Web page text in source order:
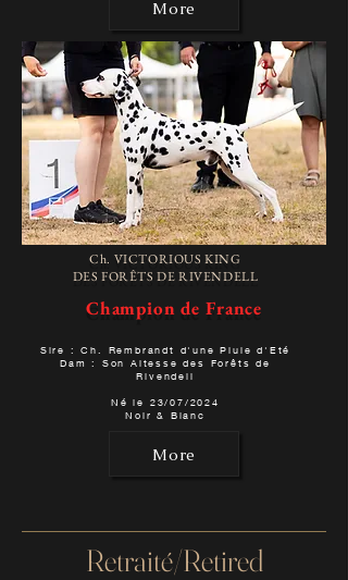
More
Ch. VICTORIOUS KING
DES FORÊTS DE RIVENDELL
Champion de France
Sire : Ch. Rembrandt d'une Pluie d'Eté
Dam : Son Altesse des Forêts de
Rivendell
Né le 23/07/2024
Noir & Blanc
More
Retraité/Retired